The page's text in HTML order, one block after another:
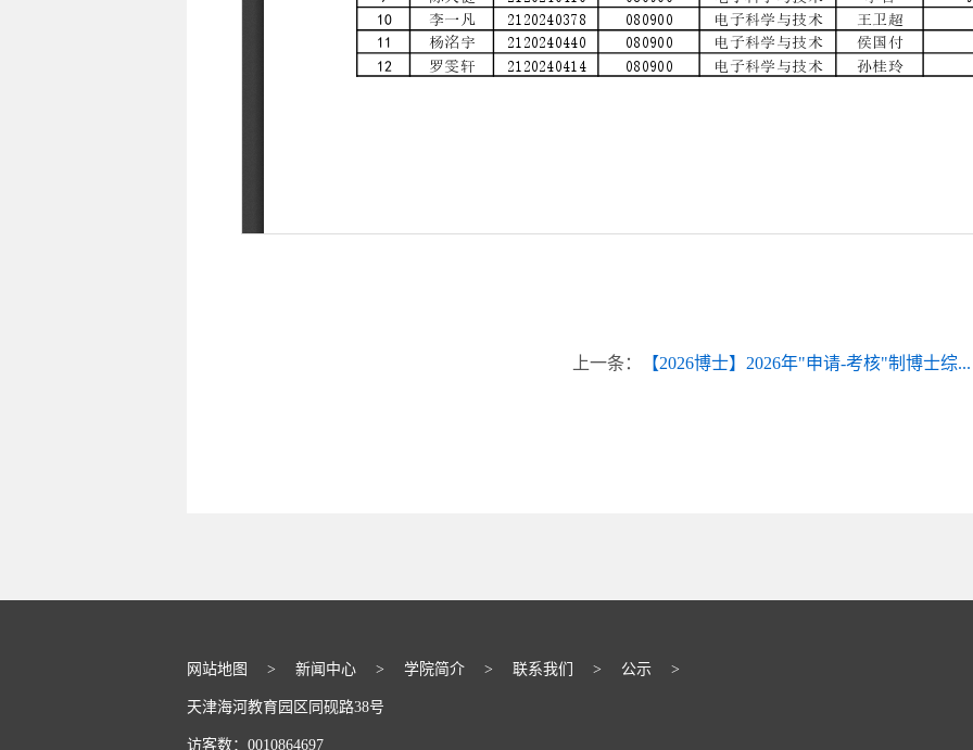
上一条： 【2026博士】2026年"申请-考核"制博士综...
网站地图 > 新闻中心 > 学院简介 > 联系我们 > 公示 >
天津海河教育园区同砚路38号
访客数： 0010864697